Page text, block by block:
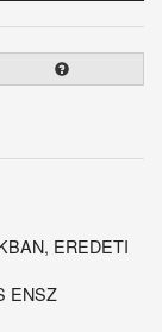
EREDETI
ENSZ